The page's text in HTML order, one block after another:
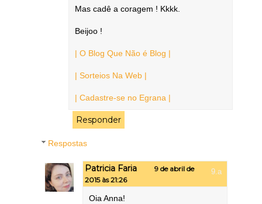
Mas cadê a coragem ! Kkkk.
Beijoo !
| O Blog Que Não é Blog |
| Sorteios Na Web |
| Cadastre-se no Egrana |
Responder
Respostas
Patricia Faria
9 de abril de
2015 às 21:26
Oia Anna!